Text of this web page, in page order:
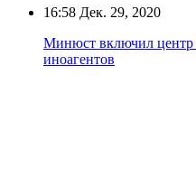
16:58 Дек. 29, 2020
Минюст включил центр
иноагентов